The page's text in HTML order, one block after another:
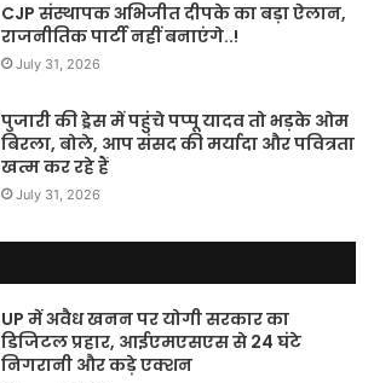
CJP संस्थापक अभिजीत दीपके का बड़ा ऐलान,
राजनीतिक पार्टी नहीं बनाएंगे..!
July 31, 2026
पुजारी की ड्रेस में पहुंचे पप्पू यादव तो भड़के ओम
बिरला, बोले, आप संसद की मर्यादा और पवित्रता
खत्म कर रहे हैं
July 31, 2026
UP में अवैध खनन पर योगी सरकार का
डिजिटल प्रहार, आईएमएसएस से 24 घंटे
निगरानी और कड़े एक्शन